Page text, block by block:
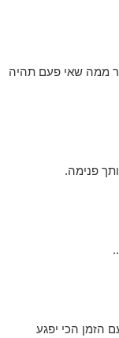
ממה שאי פעם תהיה
הזמן הכי יפגע